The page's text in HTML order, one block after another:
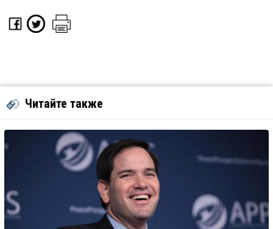
Читайте также